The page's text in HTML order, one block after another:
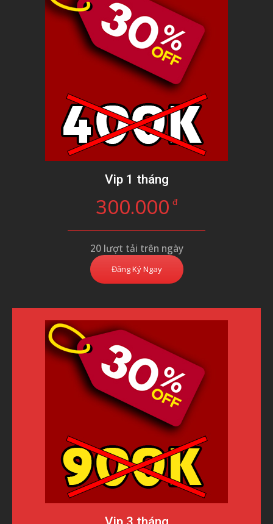
Vip 1 tháng
300.000 đ
20 lượt tải trên ngày
Đăng Ký Ngay